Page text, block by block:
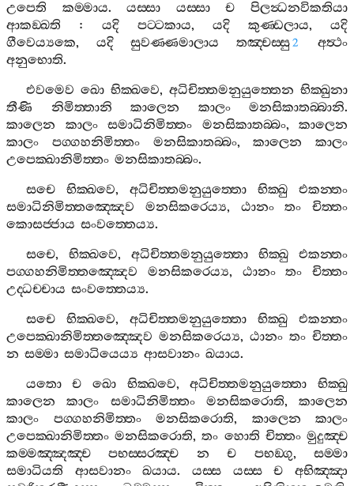
උපෙති
කම‍්මාය.යස‍්සා යස‍්සා ච
පිලන්‍ධනවිකතියා
ආකඞ‍්ඛති : යදි පට‍්ටකාය, යදි කුණ‍්ඩලාය, යදි
ගීවෙය්‍යකෙ, යදි සුවණ‍්ණමාලාය තඤ‍්චස‍්සු 2
අත්‍ථං
අනුභොති.
එවමෙව ඛො භික‍්ඛවෙ, අධිචිත‍්තමනුයුත‍්තෙන භික‍්ඛුනා
තීණි
නිමිත‍්තානි කාලෙන කාලං මනසිකාතබ‍්බානි.
කාලෙන
කාලං සමාධිනිමිත‍්තං මනසිකාතබ‍්බං, කාලෙන
කාලං
පග‍්ගහනිමිත‍්තං මනසිකාතබ‍්බං,කාලෙන
කාලං
උපෙක‍්ඛානිමිත‍්තං මනසිකාතබ‍්බං.
සචෙ
භික‍්ඛවෙ, අධිචිත‍්තමනුයුත‍්තො භික‍්ඛු
එකන‍්තං
සමාධිනිමිත‍්තඤ‍්ඤෙව
මනසිකරෙය්‍ය, ඨානං තං
චිත‍්තං
කොසජ‍්ජාය සංවත‍්තෙය්‍ය.
සචෙ, භික‍්ඛවෙ, අධිචිත‍්තමනුයුත‍්තො භික‍්ඛු
එකන‍්තං
පග‍්ගහනිමිත‍්තඤ‍්ඤෙව
මනසිකරෙය්‍ය, ඨානං තං
චිත‍්තං
උද‍්ධච‍්චාය සංවත‍්තෙය්‍ය.
සචෙ
භික‍්ඛවෙ, අධිචිත‍්තමනුයුත‍්තො භික‍්ඛු
එකන‍්තං
උපෙක‍්ඛානිමිත‍්තඤ‍්ඤෙව මනසිකරෙය්‍ය, ඨානං තං චිත‍්තං
න සම‍්මා සමාධියෙය්‍ය ආසවානං ඛයාය.
යතො
ච ඛො භික‍්ඛවෙ,අධිචිත‍්තමනුයුත‍්තො
භික‍්ඛු
කාලෙන
කාලං සමාධිනිමිත‍්තං මනසිකරොති, කාලෙන
කාලං
පග‍්ගහනිමිත‍්තං මනසිකරොති, කාලෙන
කාලං
උපෙක‍්ඛානිමිත‍්තං මනසිකරොති,තං හොති චිත‍්තං මුදුඤ‍්ච
කම‍්මඤ‍්ඤඤ‍්ච
පභස‍්සරඤ‍්ච න ච පභඞ‍්ගු,සම‍්මා
සමාධියති
ආසවානං ඛයාය.යස‍්ස යස‍්ස ච
අභිඤ‍්ඤා